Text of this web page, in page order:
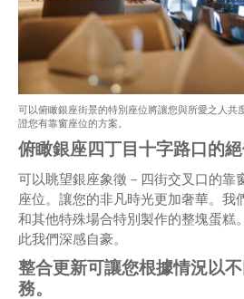
可以俯瞰銀座街景的特別座位將讓您與所愛之人共
證您有靠窗座位的方案。
俯瞰銀座四丁目十字路口的
可以眺望銀座象徵－四街交叉口的靠
座位。讓您的非凡時光更加奢華。我
和其他特殊場合特別製作的整塊蛋糕
此我們深感自豪。
整合更新可讓您根據情況以
務。